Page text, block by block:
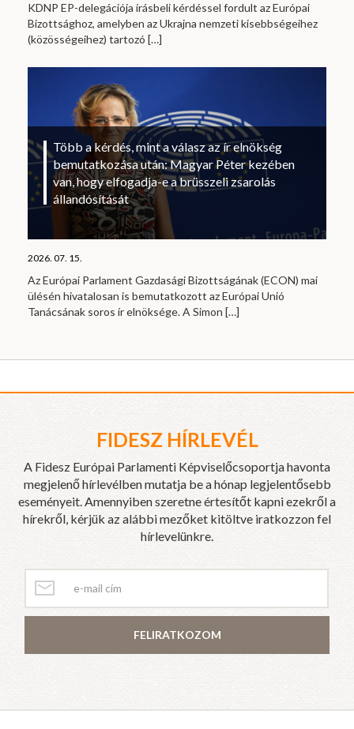
KDNP EP-delegációja írásbeli kérdéssel fordult az Európai
Bizottsághoz, amelyben az Ukrajna nemzeti kisebbségeihez
(közösségeihez) tartozó […]
Több a kérdés, mint a válasz az ír elnökség
bemutatkozása után: Magyar Péter kezében
van, hogy elfogadja-e a brüsszeli zsarolás
állandósítását
2026. 07. 15.
Az Európai Parlament Gazdasági Bizottságának (ECON) mai
ülésén hivatalosan is bemutatkozott az Európai Unió
Tanácsának soros ír elnöksége. A Simon […]
FIDESZ HÍRLEVÉL
A Fidesz Európai Parlamenti Képviselőcsoportja havonta
megjelenő hírlevélben mutatja be a hónap legjelentősebb
eseményeit. Amennyiben szeretne értesítőt kapni ezekről a
hírekről, kérjük az alábbi mezőket kitöltve iratkozzon fel
hírlevelünkre.
FELIRATKOZOM